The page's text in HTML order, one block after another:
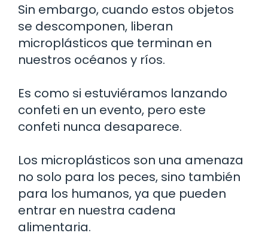
Sin embargo, cuando estos objetos
se descomponen, liberan
microplásticos que terminan en
nuestros océanos y ríos.
Es como si estuviéramos lanzando
confeti en un evento, pero este
confeti nunca desaparece.
Los microplásticos son una amenaza
no solo para los peces, sino también
para los humanos, ya que pueden
entrar en nuestra cadena
alimentaria.